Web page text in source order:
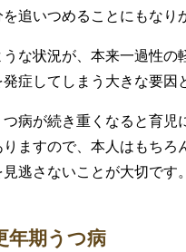
追いつめることにもなり
うな状況が、本来一過性の
症してしまう大きな要因
つ病が続き重くなると育
りますので、本人はもちろ
逃さないことが大切です。
年期うつ病